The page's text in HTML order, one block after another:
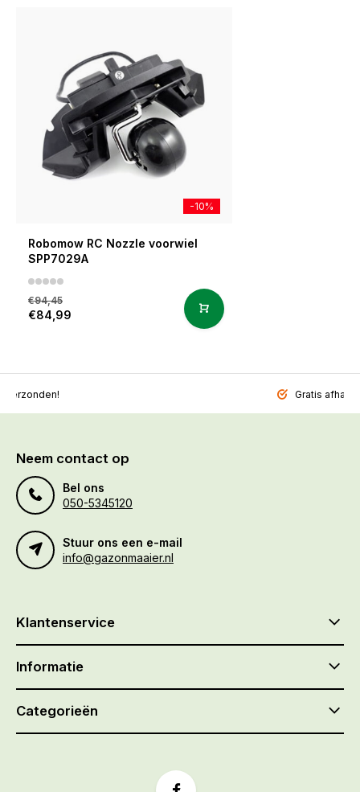
-10%
Robomow RC Nozzle voorwiel
SPP7029A
€94,45
€84,99
verzonden! Gratis
Neem contact op
Bel ons
050-5345120
Stuur ons een e-mail
info@gazonmaaier.nl
Klantenservice
Informatie
Categorieën